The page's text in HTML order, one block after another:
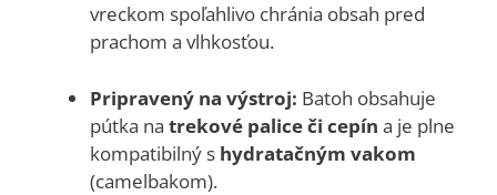
vreckom spoľahlivo chránia obsah pred
prachom a vlhkosťou.
Pripravený na výstroj: Batoh obsahuje
pútka na trekové palice či cepín a je plne
kompatibilný s hydratačným vakom
(camelbakom).